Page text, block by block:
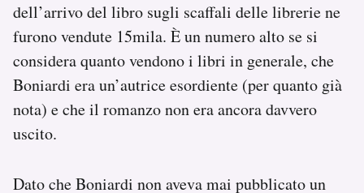
dell’arrivo del libro sugli scaffali delle librerie ne
furono vendute 15mila. È un numero alto se si
considera quanto vendono i libri in generale, che
Boniardi era un’autrice esordiente (per quanto già
nota) e che il romanzo non era ancora davvero
uscito.
Dato che Boniardi non aveva mai pubblicato un